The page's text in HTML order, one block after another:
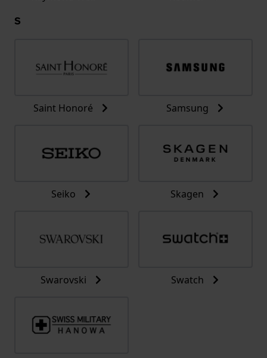
S
Saint Honoré Samsung
Seiko Skagen
Swarovski Swatch